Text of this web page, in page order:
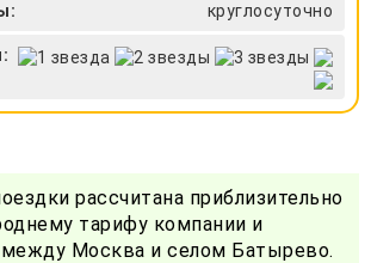
круглосуточно
рассчитана приблизительно
тарифу компании и
Москва и селом Батырево.